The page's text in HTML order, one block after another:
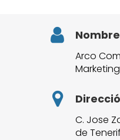
Nombre
Arco
Marketing
C. Jose
de